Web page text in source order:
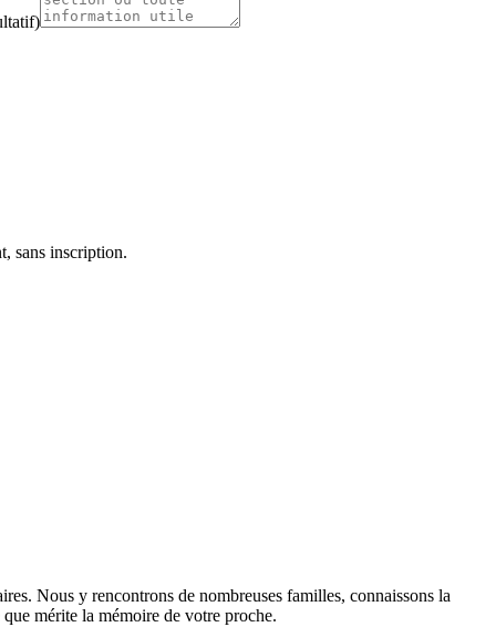
sans inscription.
Nous y rencontrons de nombreuses familles, connaissons la
mérite la mémoire de votre proche.